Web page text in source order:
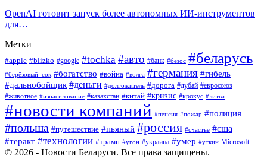
OpenAI готовит запуск более автономных ИИ-инструментов
для…
Метки
#apple #blizko #google #tochka #авто #банк #безос #беларусь
#берёзовый_сок #богатство #война #волга #германия #гибель
#дальнобойщик #деньги #долгожитель #дорога #дубай #евросоюз
#животное #изнасилование #казахстан #китай #кризис #крокус #литва
#новости компаний #пенсия #пожар #полиция
#польша #путешествие #пьяный #россия #счастье #сша
#теракт #технологии #трамп #угон #украина #умер #уткин Microsoft
© 2026 - Новости Беларуси. Все права защищены.